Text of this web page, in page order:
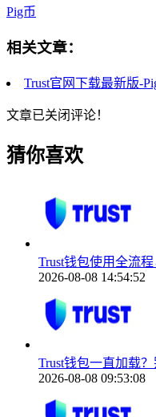
Pig币
相关文章：
Trust官网下载最新版-
文章已关闭评论！
猜你喜欢
Trust钱包使用全流
2026-08-08 14:54:52
Trust钱包一直加载
2026-08-08 09:53:08